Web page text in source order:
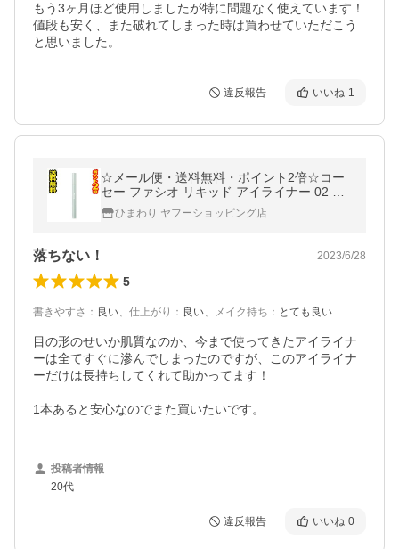
もう3ヶ月ほど使用しましたが特に問題なく使えています！
値段も安く、また破れてしまった時は買わせていただこう
と思いました。
違反報告 いいね 1
☆メール便・送料無料・ポイント2倍☆コー
セー ファシオ リキッド アイライナー 02 ブ
ラウン(0.4ml)
ひまわり ヤフーショッピング店
落ちない！ 2023/6/28
5
書きやすさ ： 良い、 仕上がり ： 良い、 メイク持ち ： とても良い
目の形のせいか肌質なのか、今まで使ってきたアイライナ
ーは全てすぐに滲んでしまったのですが、このアイライナ
ーだけは長持ちしてくれて助かってます！
1本あると安心なのでまた買いたいです。
投稿者情報
20代
違反報告 いいね 0